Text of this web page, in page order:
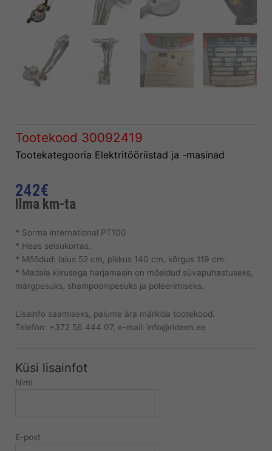
Tootekood 30092419
Tootekategooria Elektritööriistad ja -masinad
242€
Ilma km-ta
* Sorma international PT100
* Heas seisukorras.
* Mõõdud: laius 52 cm, pikkus 140 cm, kõrgus 119 cm.
* Madala kiirusega harjamasin on mõeldud süvapuhastuseks,
märgpesuks, shampoonipesuks ja poleerimiseks.
Lisainfo saamiseks, palume ära märkida tootekood.
Telefon: +372 56 444 07, e-mail: info@rideen.ee
Küsi lisainfot
Nimi
E-post